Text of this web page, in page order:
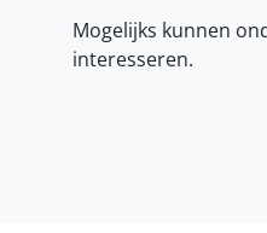
Mogelijks kunnen
interesseren.